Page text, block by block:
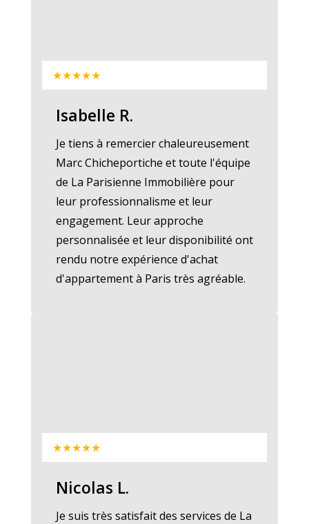
★★★★★
Isabelle R.
Je tiens à remercier chaleureusement
Marc Chicheportiche et toute l'équipe
de La Parisienne Immobilière pour
leur professionnalisme et leur
engagement. Leur approche
personnalisée et leur disponibilité ont
rendu notre expérience d'achat
d'appartement à Paris très agréable.
★★★★★
Nicolas L.
Je suis très satisfait des services de La